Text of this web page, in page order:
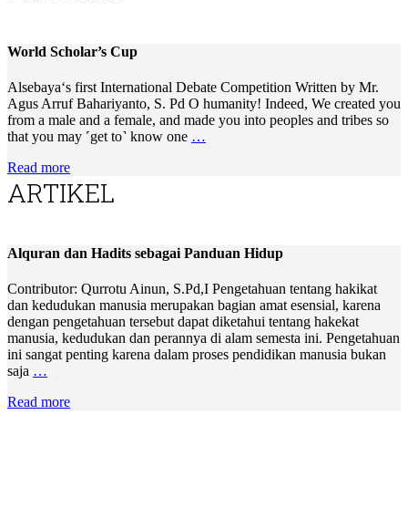
World Scholar’s Cup
Alsebaya‘s first International Debate Competition Written by Mr.
Agus Arruf Bahariyanto, S. Pd O humanity! Indeed, We created you
from a male and a female, and made you into peoples and tribes so
that you may ˹get to˺ know one …
Read more
ARTIKEL
Alquran dan Hadits sebagai Panduan Hidup
Contributor: Qurrotu Ainun, S.Pd,I Pengetahuan tentang hakikat
dan kedudukan manusia merupakan bagian amat esensial, karena
dengan pengetahuan tersebut dapat diketahui tentang hakekat
manusia, kedudukan dan perannya di alam semesta ini. Pengetahuan
ini sangat penting karena dalam proses pendidikan manusia bukan
saja …
Read more